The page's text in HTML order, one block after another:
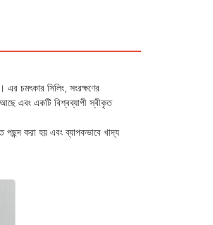
এর চমৎকার সিলিং, সংরক্ষণের
এবং একটি বিশ্বব্যাপী স্বীকৃত
পছন্দ করা হয় এবং ব্যাপকভাবে খাদ্য